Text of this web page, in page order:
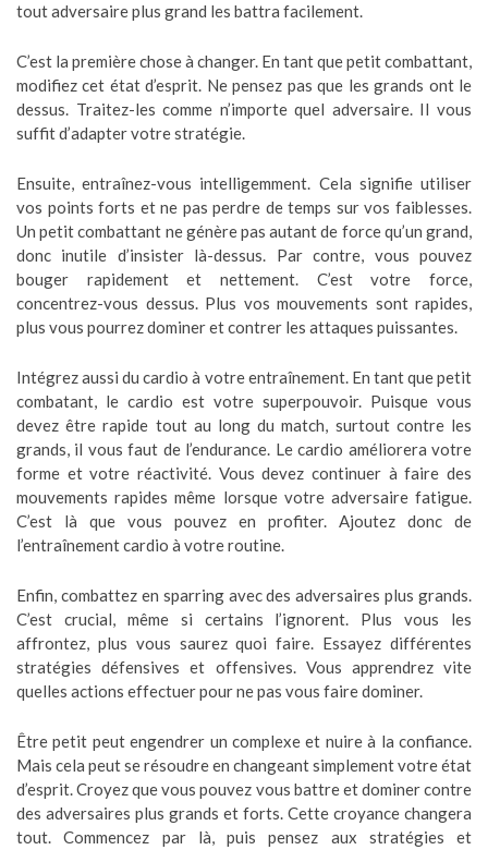
tout adversaire plus grand les battra facilement.
C’est la première chose à changer. En tant que petit combattant,
modifiez cet état d’esprit. Ne pensez pas que les grands ont le
dessus. Traitez-les comme n’importe quel adversaire. Il vous
suffit d’adapter votre stratégie.
Ensuite, entraînez-vous intelligemment. Cela signifie utiliser
vos points forts et ne pas perdre de temps sur vos faiblesses.
Un petit combattant ne génère pas autant de force qu’un grand,
donc inutile d’insister là-dessus. Par contre, vous pouvez
bouger rapidement et nettement. C’est votre force,
concentrez-vous dessus. Plus vos mouvements sont rapides,
plus vous pourrez dominer et contrer les attaques puissantes.
Intégrez aussi du cardio à votre entraînement. En tant que petit
combatant, le cardio est votre superpouvoir. Puisque vous
devez être rapide tout au long du match, surtout contre les
grands, il vous faut de l’endurance. Le cardio améliorera votre
forme et votre réactivité. Vous devez continuer à faire des
mouvements rapides même lorsque votre adversaire fatigue.
C’est là que vous pouvez en profiter. Ajoutez donc de
l’entraînement cardio à votre routine.
Enfin, combattez en sparring avec des adversaires plus grands.
C’est crucial, même si certains l’ignorent. Plus vous les
affrontez, plus vous saurez quoi faire. Essayez différentes
stratégies défensives et offensives. Vous apprendrez vite
quelles actions effectuer pour ne pas vous faire dominer.
Être petit peut engendrer un complexe et nuire à la confiance.
Mais cela peut se résoudre en changeant simplement votre état
d’esprit. Croyez que vous pouvez vous battre et dominer contre
des adversaires plus grands et forts. Cette croyance changera
tout. Commencez par là, puis pensez aux stratégies et